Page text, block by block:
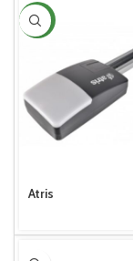
NEW
Atris